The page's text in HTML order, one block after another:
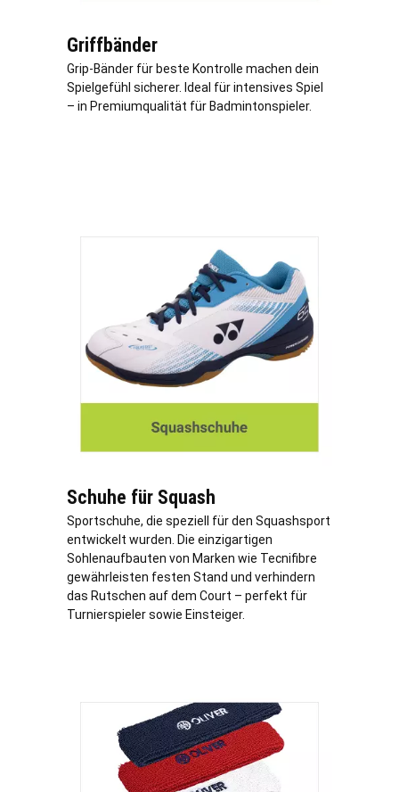
Griffbänder
Grip-Bänder für beste Kontrolle machen dein
Spielgefühl sicherer. Ideal für intensives Spiel
– in Premiumqualität für Badmintonspieler.
Schuhe für Squash
Sportschuhe, die speziell für den Squashsport
entwickelt wurden. Die einzigartigen
Sohlenaufbauten von Marken wie Tecnifibre
gewährleisten festen Stand und verhindern
das Rutschen auf dem Court – perfekt für
Turnierspieler sowie Einsteiger.